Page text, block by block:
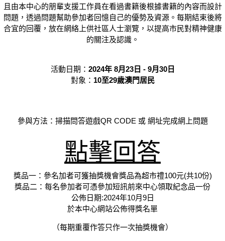
且由本中心的朋輩支援工作員在看過書籍後根據書籍的內容而設計
問題，透過問題幫助參加者回憶自己的優勢及資源。每期結束後將
合宜的回覆，放在網絡上供社區人士瀏覽，以提高市民對精神健康
的關注及認識。
活動日期： 2024年 8月23日 - 9月30日
對象： 10至29歲澳門居民
參與方法：掃描問答遊戲QR CODE 或 網址完成網上問題
點擊回答
獎品一：參名加者可獲抽獎機會獎品為超市禮100元(共10份)
獎品二：每名參加者可憑參加短訊前來中心領取紀念品一份
公佈日期:2024年10月9日
於本中心網站公佈得獎名單
（每期重覆作答只作一次抽獎機會）